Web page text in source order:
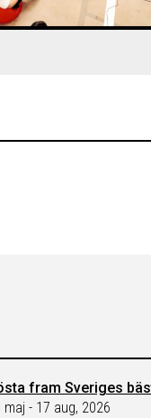
fram Sveriges
maj - 17 aug, 2026